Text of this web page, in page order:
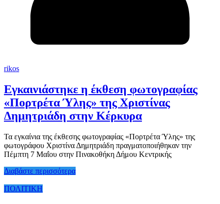
rikos
Εγκαινιάστηκε η έκθεση φωτογραφίας
«Πορτρέτα Ύλης» της Χριστίνας
Δημητριάδη στην Κέρκυρα
Τα εγκαίνια της έκθεσης φωτογραφίας «Πορτρέτα Ύλης» της
φωτογράφου Χριστίνα Δημητριάδη πραγματοποιήθηκαν την
Πέμπτη 7 Μαΐου στην Πινακοθήκη Δήμου Κεντρικής
Διαβάστε περισσότερα
ΠΟΛΙΤΙΚΗ